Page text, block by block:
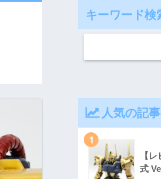
キーワード検
人気の記
1
【
式